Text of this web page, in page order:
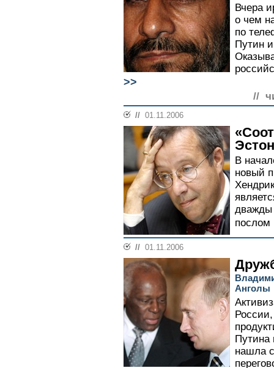
Вчера
о чем
по
Путин
>>
//
// 01.11.2006
В
новый
дважды
// 01.11.2006
Анголы
нашла